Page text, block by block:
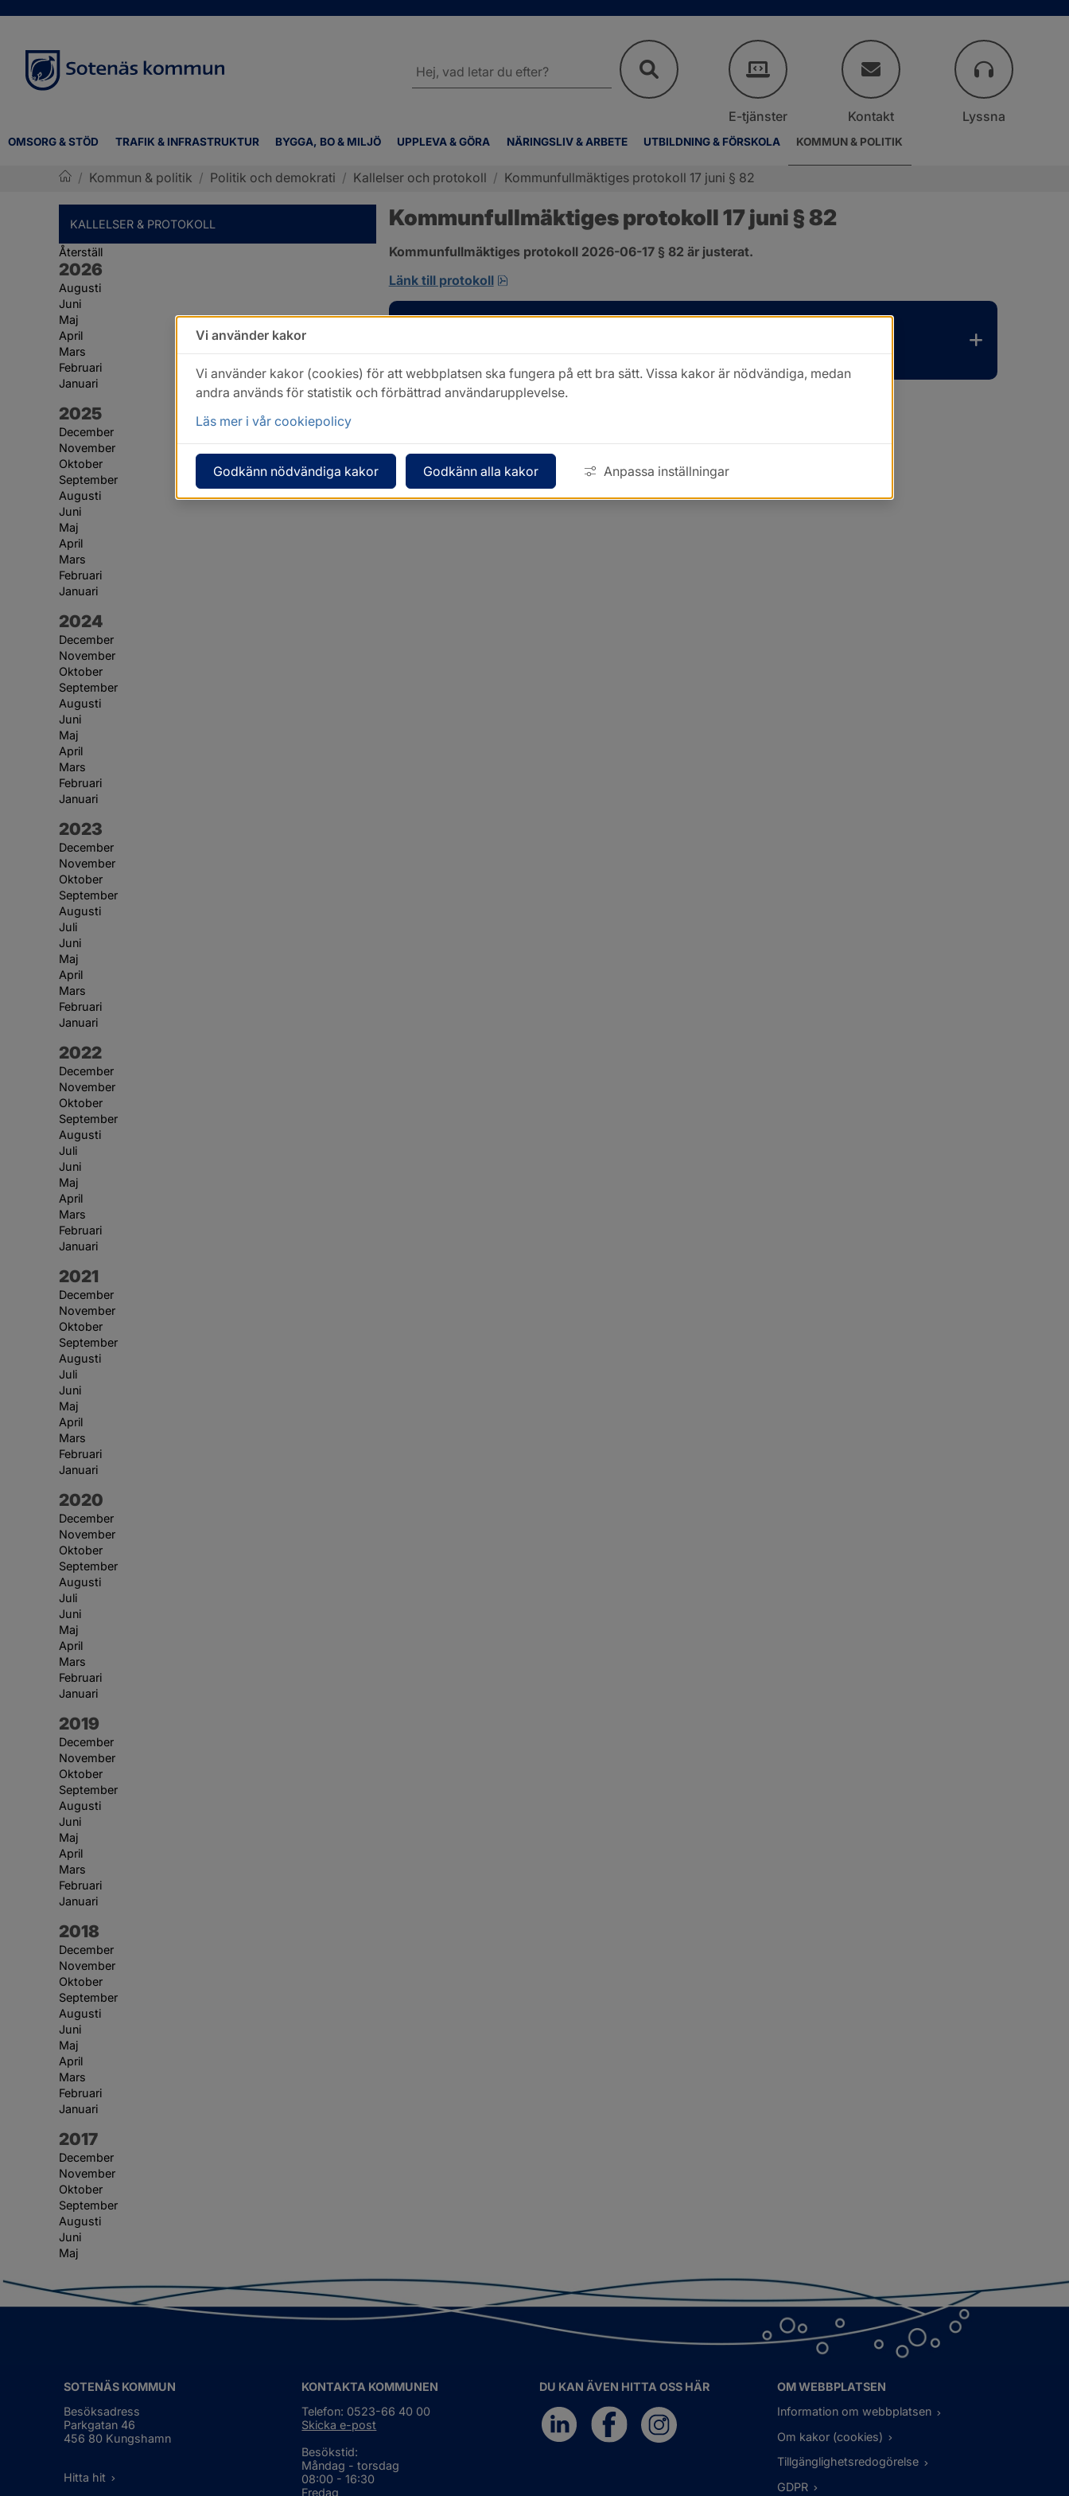
OMSORG & STÖD TRAFIK & INFRASTRUKTUR BYGGA, BO & MILJÖ UPPLEVA & GÖRA NÄRINGSLIV & ARBETE UTBILDNING & FÖRSKOLA KOMMUN & POLITIK
webbplatsen
E-tjänster Kontakt Lyssna
/ Kommun & politik / Politik och demokrati / Kallelser och protokoll / Kommunfullmäktiges protokoll 17 juni § 82
KALLELSER & PROTOKOLL
Återställ
År:
2026
Augusti
Juni
Maj
April
Mars
Februari
Januari
År:
2025
December
November
Oktober
September
Augusti
Juni
Maj
April
Mars
Februari
Januari
År:
2024
December
November
Oktober
September
Augusti
Juni
Maj
April
Mars
Februari
Januari
År:
2023
December
November
Oktober
September
Augusti
Juli
Juni
Maj
April
Mars
Februari
Januari
År:
2022
December
November
Oktober
September
Augusti
Juli
Juni
Maj
April
Mars
Februari
Januari
År:
2021
December
November
Oktober
September
Augusti
Juli
Juni
Maj
April
Mars
Februari
Januari
År:
2020
December
November
Oktober
September
Augusti
Juli
Juni
Maj
April
Mars
Februari
Januari
År:
2019
December
November
Oktober
September
Augusti
Juni
Maj
April
Mars
Februari
Januari
År:
2018
December
November
Oktober
September
Augusti
Juni
Maj
April
Mars
Februari
Januari
År:
2017
December
November
Oktober
September
Augusti
Juni
Maj
Kommunfullmäktiges protokoll 17 juni § 82
Kommunfullmäktiges protokoll 2026-06-17 § 82 är justerat.
Länk till protokoll
pdf, 585 kB, öppnas i nytt fönster.
SOTENÄS KOMMUN
Besöksadress
Parkgatan 46
456 80 Kungshamn
Hitta hit
KONTAKTA KOMMUNEN
Telefon: 0523-66 40 00
Skicka e-post
Besökstid:
Måndag - torsdag
08:00 - 16:30
Fredag
DU KAN ÄVEN HITTA OSS HÄR
OM WEBBPLATSEN
Information om webbplatsen
Om kakor (cookies)
Tillgänglighetsredogörelse
GDPR
Vi använder kakor
Vi använder kakor (cookies) för att webbplatsen ska fungera på ett bra sätt. Vissa kakor är nödvändiga, medan
andra används för statistik och förbättrad användarupplevelse.
Läs mer i vår cookiepolicy
Godkänn nödvändiga kakor Godkänn alla kakor Anpassa inställningar